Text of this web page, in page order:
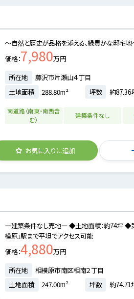
～自然と歴史が品格を添える、緑豊かな邸宅地
価格 7,980万円
所在地
藤沢市片瀬山４丁目
土地面積
288.80m² 坪数 約87.36
南道路（南東・南西含
む）
建築条件なし
お気に入りに追加
―建築条件なし売地― ◆土地面積：約74坪 ◆
模原」駅まで平坦でアクセス可能
価格 4,880万円
所在地
相模原市南区相南２丁目
土地面積
247.00m² 坪数 約74.71